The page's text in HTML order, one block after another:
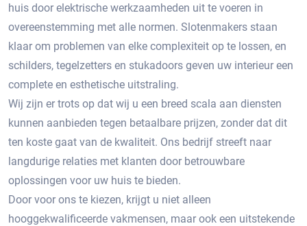
huis door elektrische werkzaamheden uit te voeren in
overeenstemming met alle normen. Slotenmakers staan ​​
klaar om problemen van elke complexiteit op te lossen, en
schilders, tegelzetters en stukadoors geven uw interieur een
complete en esthetische uitstraling.
Wij zijn er trots op dat wij u een breed scala aan diensten
kunnen aanbieden tegen betaalbare prijzen, zonder dat dit
ten koste gaat van de kwaliteit. Ons bedrijf streeft naar
langdurige relaties met klanten door betrouwbare
oplossingen voor uw huis te bieden.
Door voor ons te kiezen, krijgt u niet alleen
hooggekwalificeerde vakmensen, maar ook een uitstekende